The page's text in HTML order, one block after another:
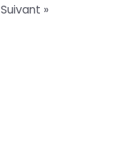
Suivant »